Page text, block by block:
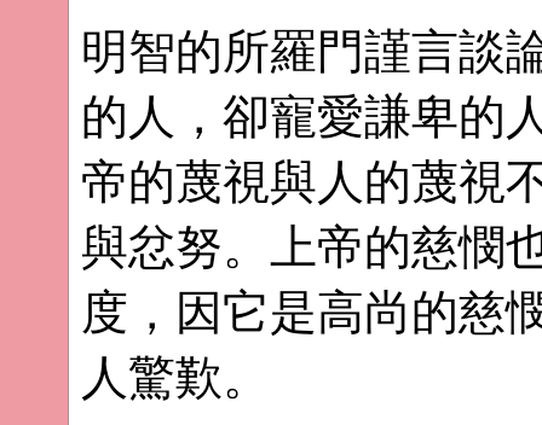
明智的所羅門謹言談
的人，卻寵愛謙卑的
帝的蔑視與人的蔑視
與忿努。上帝的慈憫
度，因它是高尚的慈
人驚歎。